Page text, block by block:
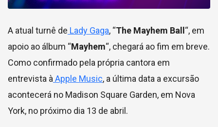
A atual turnê de Lady Gaga, “The Mayhem Ball “, em
apoio ao álbum “Mayhem“, chegará ao fim em breve.
Como confirmado pela própria cantora em
entrevista à Apple Music, a última data a excursão
acontecerá no Madison Square Garden, em Nova
York, no próximo dia 13 de abril.